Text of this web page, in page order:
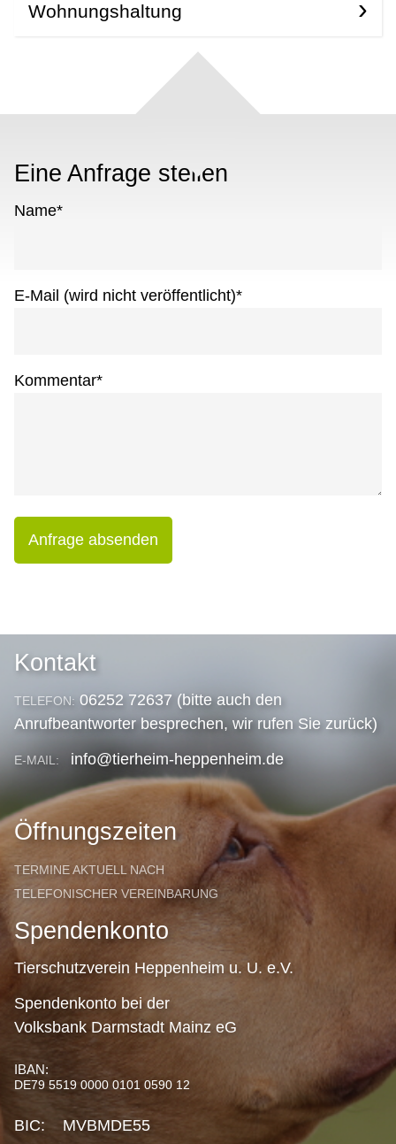
Wohnungshaltung
Eine Anfrage stellen
Name*
E-Mail (wird nicht veröffentlicht)*
Kommentar*
Anfrage absenden
Kontakt
TELEFON: 06252 72637 (bitte auch den
Anrufbeantworter besprechen, wir rufen Sie zurück)
E-MAIL: info@tierheim-heppenheim.de
Öffnungszeiten
TERMINE AKTUELL NACH
TELEFONISCHER VEREINBARUNG
Spendenkonto
Tierschutzverein Heppenheim u. U. e.V.
Spendenkonto bei der
Volksbank Darmstadt Mainz eG
IBAN:
DE79 5519 0000 0101 0590 12
BIC: MVBMDE55